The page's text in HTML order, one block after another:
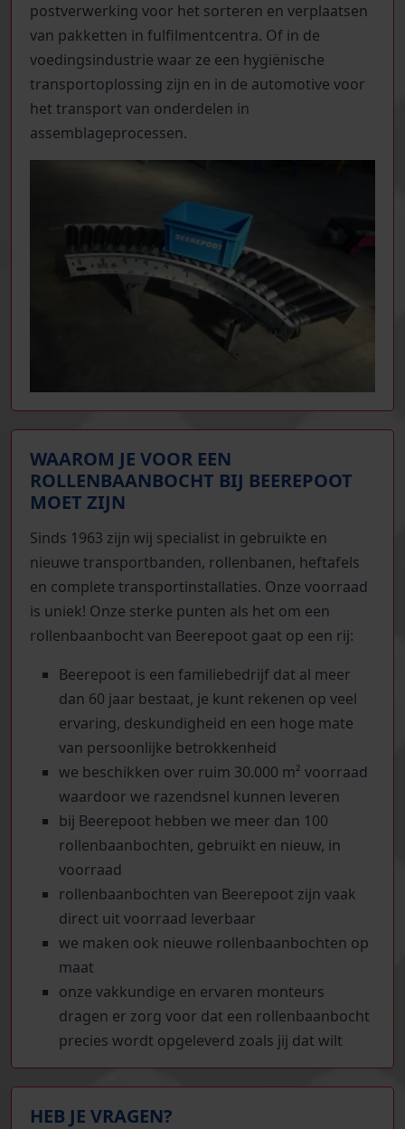
postverwerking voor het sorteren en verplaatsen
van pakketten in fulfilmentcentra. Of in de
voedingsindustrie waar ze een hygiënische
transportoplossing zijn en in de automotive voor
het transport van onderdelen in
assemblageprocessen.
WAAROM JE VOOR EEN
ROLLENBAANBOCHT BIJ BEEREPOOT
MOET ZIJN
Sinds 1963 zijn wij specialist in gebruikte en
nieuwe transportbanden, rollenbanen, heftafels
en complete transportinstallaties. Onze voorraad
is uniek! Onze sterke punten als het om een
rollenbaanbocht van Beerepoot gaat op een rij:
Beerepoot is een familiebedrijf dat al meer
dan 60 jaar bestaat, je kunt rekenen op veel
ervaring, deskundigheid en een hoge mate
van persoonlijke betrokkenheid
we beschikken over ruim 30.000 m² voorraad
waardoor we razendsnel kunnen leveren
bij Beerepoot hebben we meer dan 100
rollenbaanbochten, gebruikt en nieuw, in
voorraad
rollenbaanbochten van Beerepoot zijn vaak
direct uit voorraad leverbaar
we maken ook nieuwe rollenbaanbochten op
maat
onze vakkundige en ervaren monteurs
dragen er zorg voor dat een rollenbaanbocht
precies wordt opgeleverd zoals jij dat wilt
HEB JE VRAGEN?